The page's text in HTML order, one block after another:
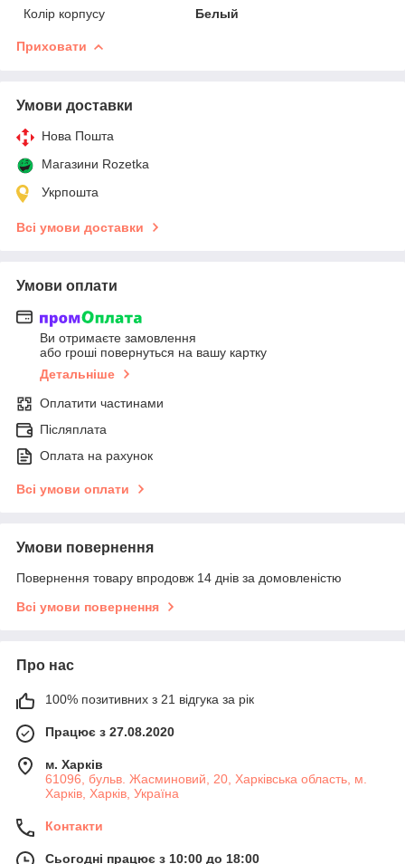
Колір корпусу
Белый
Приховати
Умови доставки
Нова Пошта
Магазини Rozetka
Укрпошта
Всі умови доставки
Умови оплати
Ви отримаєте замовлення
або гроші повернуться на вашу картку
Детальніше
Оплатити частинами
Післяплата
Оплата на рахунок
Всі умови оплати
Умови повернення
Повернення товару впродовж 14 днів за домовленістю
Всі умови повернення
Про нас
100% позитивних з 21 відгука за рік
Працює з 27.08.2020
м. Харків
61096, бульв. Жасминовий, 20, Харківська область, м.
Харків, Харків, Україна
Контакти
Сьогодні працює з 10:00 до 18:00